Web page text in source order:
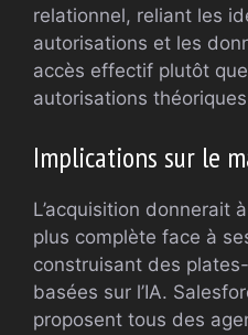
relationnel, reliant les
autorisations et les
accès effectif plutôt
autorisations
Implications sur le
L’acquisition donnerait
plus complète face à
construisant des
basées sur l’IA.
proposent tous des